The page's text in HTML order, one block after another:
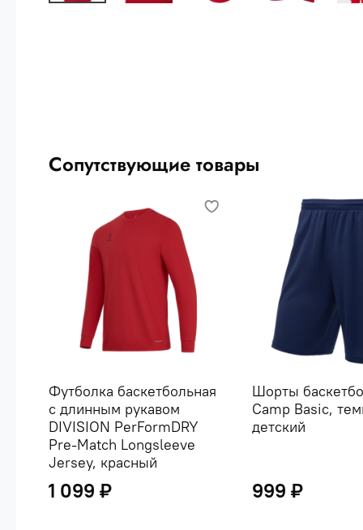
Сопутствующие товары
Футболка баскетбольная
с длинным рукавом
DIVISION PerFormDRY
Pre-Match Longsleeve
Jersey, красный
1 099 ₽
Шорты
Camp Basic,
детский
999 ₽